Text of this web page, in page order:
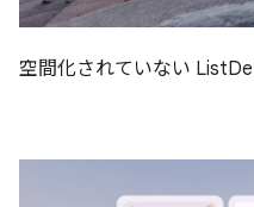
空間化されていない